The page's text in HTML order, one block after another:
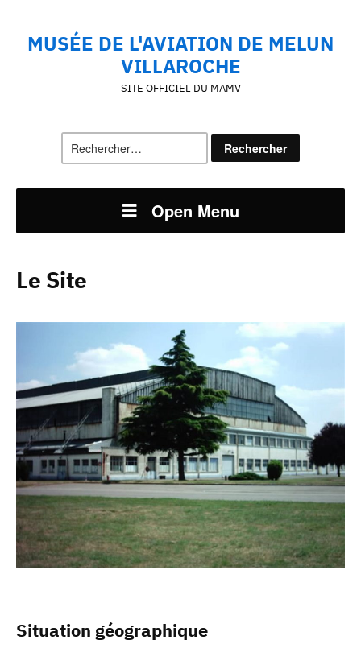
MUSÉE DE L'AVIATION DE MELUN
VILLAROCHE
SITE OFFICIEL DU MAMV
Open Menu
Le Site
Situation géographique